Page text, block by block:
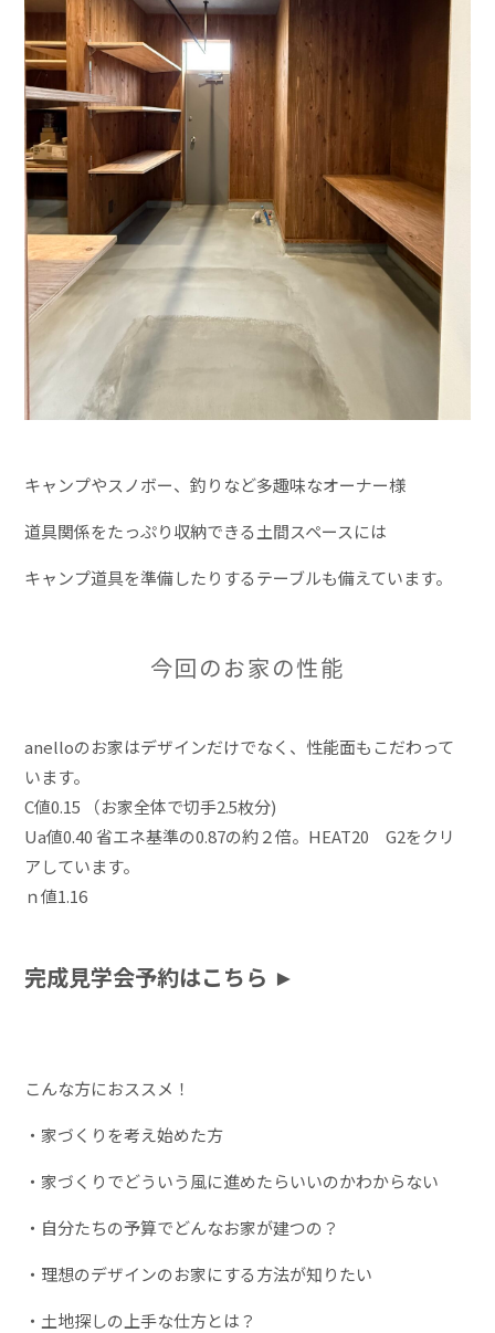
キャンプやスノボー、釣りなど多趣味なオーナー様
道具関係をたっぷり収納できる土間スペースには
キャンプ道具を準備したりするテーブルも備えています。
今回のお家の性能
anelloのお家はデザインだけでなく、性能面もこだわって
います。
C値0.15 （お家全体で切手2.5枚分)
Ua値0.40 省エネ基準の0.87の約２倍。HEAT20 G2をクリ
アしています。
ｎ値1.16
完成見学会予約はこちら ►
こんな方におススメ！
・家づくりを考え始めた方
・家づくりでどういう風に進めたらいいのかわからない
・自分たちの予算でどんなお家が建つの？
・理想のデザインのお家にする方法が知りたい
・土地探しの上手な仕方とは？